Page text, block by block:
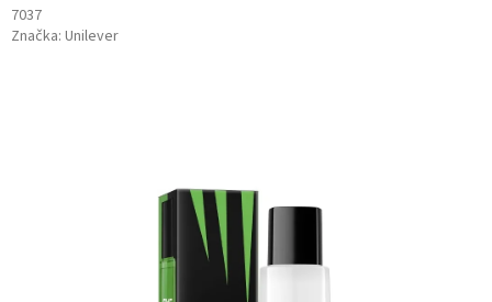
7037
Značka: Unilever